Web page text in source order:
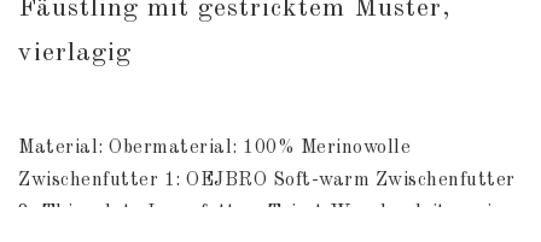
Fäustling mit gestricktem Muster,
vierlagig
Material: Obermaterial: 100% Merinowolle
Zwischenfutter 1: OEJBRO Soft-warm Zwischenfutter
2: Thinsulate Innenfutter: Tricot Waschanleitung im